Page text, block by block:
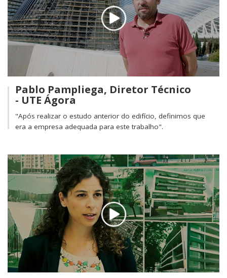
Pablo Pampliega, Diretor Técnico
- UTE Ágora
"Após realizar o estudo anterior do edifício, definimos que
era a empresa adequada para este trabalho".